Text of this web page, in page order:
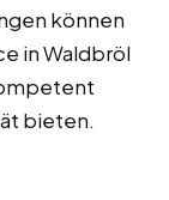
können
in Waldbröl
bieten.